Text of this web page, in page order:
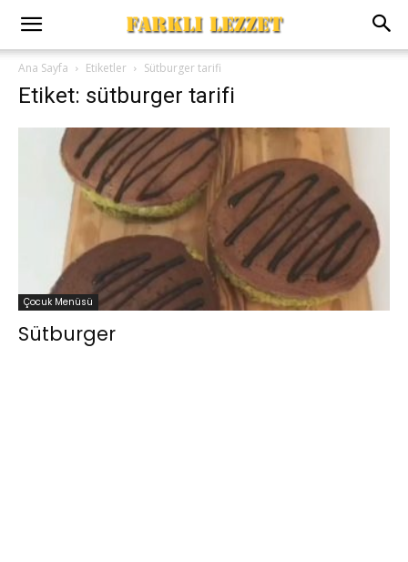
Ana Sayfa Etiketler Sütburger tarifi
Etiket: sütburger tarifi
Çocuk Menüsü
Sütburger